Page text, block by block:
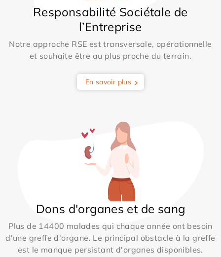
Responsabilité Sociétale de
l’Entreprise
Notre approche RSE est transversale, opérationnelle
et souhaite être au plus proche du terrain.
En savoir plus
Dons d'organes et de sang
Plus de 14400 malades qui chaque année ont besoin
d'une greffe d'organe. Le principal obstacle à la greffe
est le manque persistant d'organes disponibles.